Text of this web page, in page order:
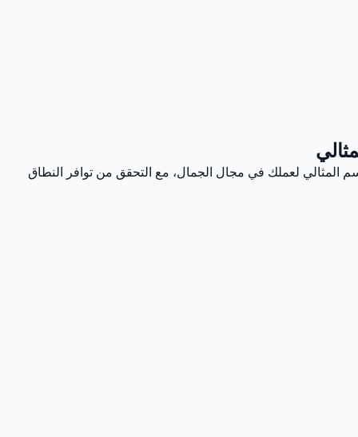
المثالي لعملك في مجال الجمال، مع التحقق من توافر النطاق